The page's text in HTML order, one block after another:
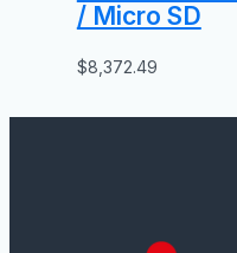
/ Micro SD
$8,372.49